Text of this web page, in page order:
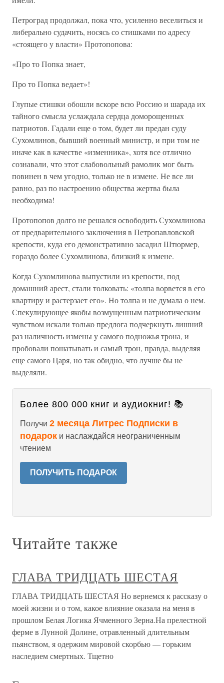
Петроград продолжал, пока что, усиленно веселиться и
либерально судачить, носясь со стишками по адресу
«стоящего у власти» Протопопова:
«Про то Попка знает,
Про то Попка ведает»!
Глупые стишки обошли вскоре всю Россию и шарада их
тайного смысла услаждала сердца доморощенных
патриотов. Гадали еще о том, будет ли предан суду
Сухомлинов, бывший военный министр, и при том не
иначе как в качестве «изменника», хотя все отлично
сознавали, что этот слабовольный рамолик мог быть
повинен в чем угодно, только не в измене. Не все ли
равно, раз по настроению общества жертва была
необходима!
Протопопов долго не решался освободить Сухомлинова
от предварительного заключения в Петропавловской
крепости, куда его демонстративно засадил Штюрмер,
гораздо более Сухомлинова, близкий к измене.
Когда Сухомлинова выпустили из крепости, под
домашний арест, стали толковать: «толпа ворвется в его
квартиру и растерзает его». Но толпа и не думала о нем.
Спекулирующее якобы возмущенным патриотическим
чувством искали только предлога подчеркнуть лишний
раз наличность измены у самого подножья трона, и
пробовали пошатывать и самый трон, правда, выделяя
еще самого Царя, но так обидно, что лучше бы не
выделяли.
Более 800 000 книг и аудиокниг! 📚
Получи 2 месяца Литрес Подписки в
подарок и наслаждайся неограниченным
чтением
ПОЛУЧИТЬ ПОДАРОК
Читайте также
ГЛАВА ТРИДЦАТЬ ШЕСТАЯ
ГЛАВА ТРИДЦАТЬ ШЕСТАЯ Но вернемся к рассказу о
моей жизни и о том, какое влияние оказала на меня в
прошлом Белая Логика Ячменного Зерна.На прелестной
ферме в Лунной Долине, отравленный длительным
пьянством, я одержим мировой скорбью — горьким
наследием смертных. Тщетно